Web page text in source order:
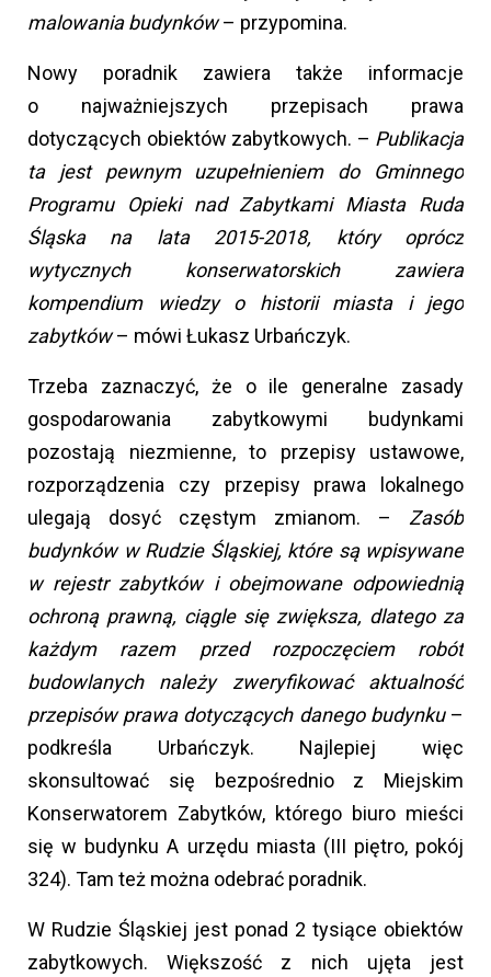
malowania budynków– przypomina.
Nowy poradnik zawiera także informacje
o najważniejszych przepisach prawa
dotyczących obiektów zabytkowych. – Publikacja
ta jest pewnym uzupełnieniem do Gminnego
Programu Opieki nad Zabytkami Miasta Ruda
Śląska na lata 2015-2018, który oprócz
wytycznych konserwatorskich zawiera
kompendium wiedzy o historii miasta i jego
zabytków– mówi Łukasz Urbańczyk.
Trzeba zaznaczyć, że o ile generalne zasady
gospodarowania zabytkowymi budynkami
pozostają niezmienne, to przepisy ustawowe,
rozporządzenia czy przepisy prawa lokalnego
ulegają dosyć częstym zmianom. – Zasób
budynków w Rudzie Śląskiej, które są wpisywane
w rejestr zabytków i obejmowane odpowiednią
ochroną prawną, ciągle się zwiększa, dlatego za
każdym razem przed rozpoczęciem robót
budowlanych należy zweryfikować aktualność
przepisów prawa dotyczących danego budynku–
podkreśla Urbańczyk. Najlepiej więc
skonsultować się bezpośrednio z Miejskim
Konserwatorem Zabytków, którego biuro mieści
się w budynku A urzędu miasta (III piętro, pokój
324). Tam też można odebrać poradnik.
W Rudzie Śląskiej jest ponad 2 tysiące obiektów
zabytkowych. Większość z nich ujęta jest